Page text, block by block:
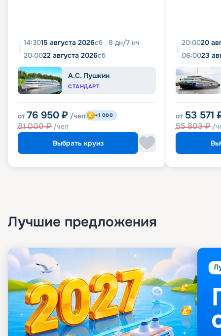
14:3015 августа 2026сб 8 дн/7 нч
20:0022 августа 2026сб
А.С. Пушкин
СТАНДАРТ
от 76 950 ₽ /чел
81 000₽ /чел
+1 000
Выбрать круиз
20:0020
08:0023
от 53 571
55 803₽ /
Лучшие предложения